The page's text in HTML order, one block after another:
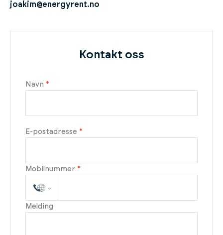
joakim@energyrent.no
Kontakt oss
Navn *
E-postadresse *
Mobilnummer *
Melding